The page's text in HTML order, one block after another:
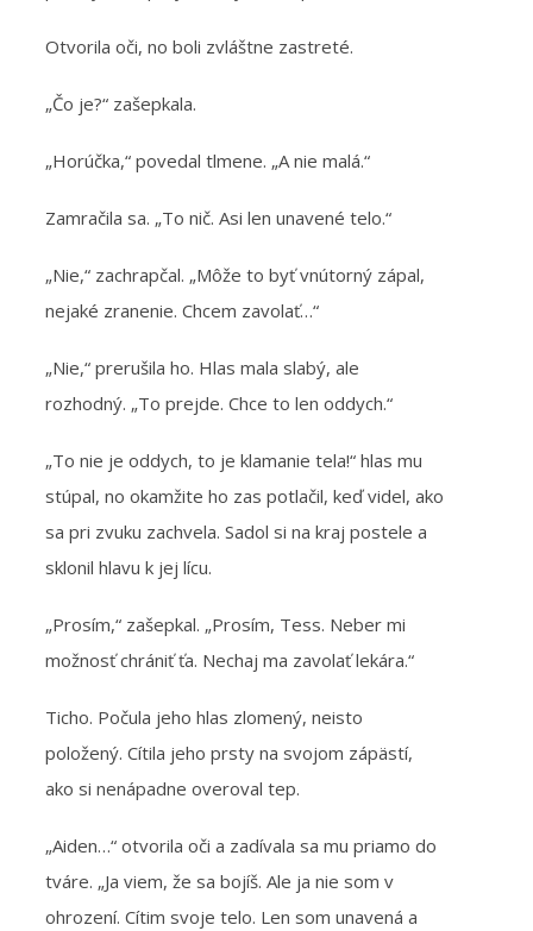
Otvorila oči, no boli zvláštne zastreté.
„Čo je?“ zašepkala.
„Horúčka,“ povedal tlmene. „A nie malá.“
Zamračila sa. „To nič. Asi len unavené telo.“
„Nie,“ zachrapčal. „Môže to byť vnútorný zápal,
nejaké zranenie. Chcem zavolať…“
„Nie,“ prerušila ho. Hlas mala slabý, ale
rozhodný. „To prejde. Chce to len oddych.“
„To nie je oddych, to je klamanie tela!“ hlas mu
stúpal, no okamžite ho zas potlačil, keď videl, ako
sa pri zvuku zachvela. Sadol si na kraj postele a
sklonil hlavu k jej lícu.
„Prosím,“ zašepkal. „Prosím, Tess. Neber mi
možnosť chrániť ťa. Nechaj ma zavolať lekára.“
Ticho. Počula jeho hlas zlomený, neisto
položený. Cítila jeho prsty na svojom zápästí,
ako si nenápadne overoval tep.
„Aiden…“ otvorila oči a zadívala sa mu priamo do
tváre. „Ja viem, že sa bojíš. Ale ja nie som v
ohrození. Cítim svoje telo. Len som unavená a